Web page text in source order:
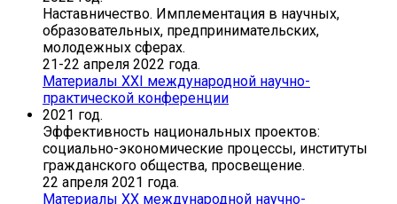
Наставничество. Имплементация в научных,
образовательных, предпринимательских,
молодежных сферах.
21-22 апреля 2022 года.
Материалы XХI международной научно-
практической конференции
2021 год.
Эффективность национальных проектов:
социально-экономические процессы, институты
гражданского общества, просвещение.
22 апреля 2021 года.
Материалы XХ международной научно-